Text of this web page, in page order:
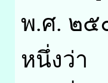
พ.ศ. ๒๕
หนึ่งว่า